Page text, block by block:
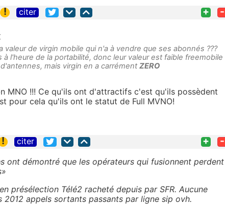
! citer + -
de virgin mobile qui n'a à vendre que ses abonnés ???
l'heure de la portabilité, donc leur valeur est faible freemobile
mais virgin en a carrément ZERO
MNO !!! Ce qu'ils ont d'attractifs c'est qu'ils possèdent
pour cela qu'ils ont le statut de Full MVNO!
! citer + -
ont démontré que les opérateurs qui fusionnent perdent
présélection Télé2 racheté depuis par SFR. Aucune
appels sortants passants par ligne sip ovh.